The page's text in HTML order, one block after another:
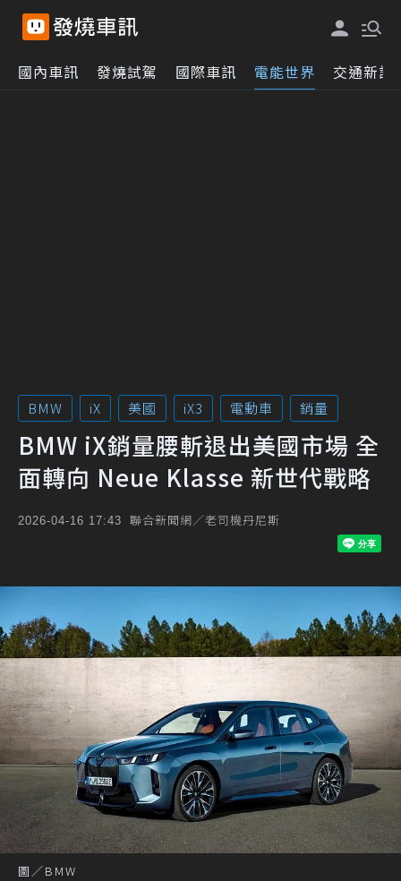
國內車訊 發燒試駕 國際車訊 電能世界 交通新訊
BMW iX 美國 iX3 電動車 銷量
BMW iX銷量腰斬退出美國市場 全
面轉向 Neue Klasse 新世代戰略
2026-04-16 17:43 聯合新聞網／老司機丹尼斯
圖／BMW